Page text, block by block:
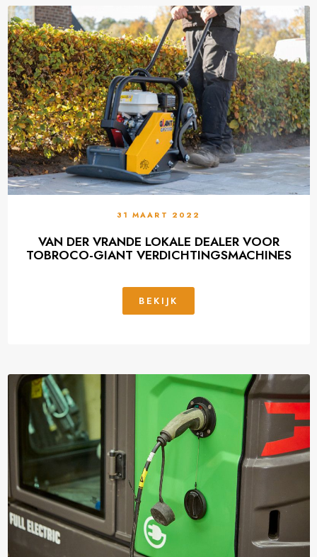
31 MAART 2022
VAN DER VRANDE LOKALE DEALER VOOR
TOBROCO-GIANT VERDICHTINGSMACHINES
BEKIJK